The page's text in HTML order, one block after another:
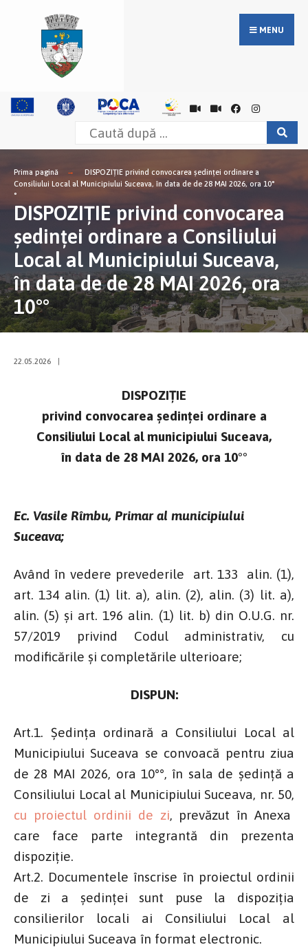
MENU
Prima pagină
DISPOZIŢIE privind convocarea şedinţei ordinare a
Consiliului Local al Municipiului Suceava, în data de de 28 MAI 2026, ora 10°
°
DISPOZIŢIE privind convocarea
şedinţei ordinare a Consiliului
Local al Municipiului Suceava,
în data de de 28 MAI 2026, ora
10°°
22.05.2026
DISPOZIŢIE
privind convocarea şedinţei ordinare a
Consiliului Local al municipiului Suceava,
în data de 28 MAI 2026, ora 10°°
Ec. Vasile Rîmbu, Primar al municipiului
Suceava;
Având în vedere prevederile art. 133 alin. (1),
art. 134 alin. (1) lit. a), alin. (2), alin. (3) lit. a),
alin. (5) şi art. 196 alin. (1) lit. b) din O.U.G. nr.
57/2019 privind Codul administrativ, cu
modificările și completările ulterioare;
DISPUN:
Art.1. Ședința ordinară a Consiliului Local al
Municipiului Suceava se convoacă pentru ziua
de 28 MAI 2026, ora 10°°, în sala de şedinţă a
Consiliului Local al Municipiului Suceava, nr. 50,
cu proiectul ordinii de zi, prevăzut în Anexa
care face parte integrantă din prezenta
dispoziție.
Art.2. Documentele înscrise în proiectul ordinii
de zi a şedinţei sunt puse la dispoziţia
consilierilor locali ai Consiliului Local al
Municipiului Suceava în format electronic.